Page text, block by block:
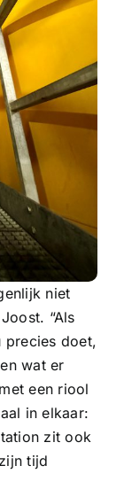
niet
“Als
precies doet,
wat er
een riool
in elkaar:
zit ook
tijd